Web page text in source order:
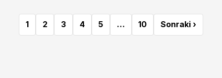
1 2 3 4 5 … 10 Sonraki ›